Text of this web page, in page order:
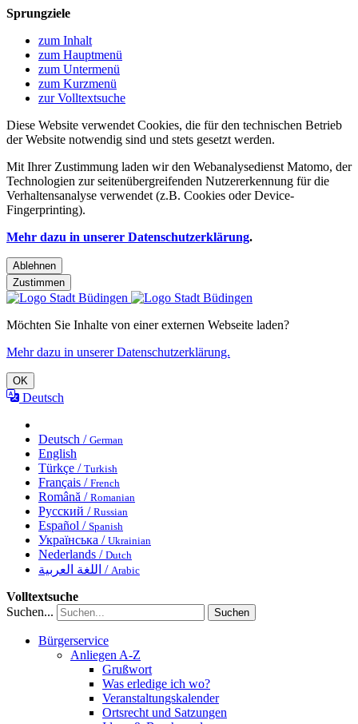
Sprungziele
zum Inhalt
zum Hauptmenü
zum Untermenü
zum Kurzmenü
zur Volltextsuche
Diese Website verwendet Cookies, die für den technischen Betrieb
der Website notwendig sind und stets gesetzt werden.
Mit Ihrer Zustimmung laden wir den Webanalysedienst Matomo, der
Technologien zur seitenübergreifenden Nutzererkennung für die
Verhaltensanalyse verwendet (z.B. Cookies oder Device-
Fingerprinting).
Mehr dazu in unserer Datenschutzerklärung.
Ablehnen
Zustimmen
Möchten Sie Inhalte von einer externen Webseite laden?
Mehr dazu in unserer Datenschutzerklärung.
OK
Deutsch
Deutsch / German
English
Türkçe / Turkish
Français / French
Română / Romanian
Русский / Russian
Español / Spanish
Українська / Ukrainian
Nederlands / Dutch
اللغة العربية / Arabic
Volltextsuche
Suchen...
Suchen
Bürgerservice
Anliegen A-Z
Grußwort
Was erledige ich wo?
Veranstaltungskalender
Ortsrecht und Satzungen